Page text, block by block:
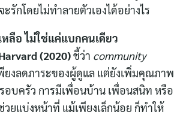
ะรักโดยไม่ทำลายตัวเองได้อย่างไร
หลือ ไม่ใช่แค่แบกคนเดียว
(2020)ชี้ว่า community
ยงลดภาระของผู้ดูแล แต่ยังเพิ่มคุณภาพ
อบครัว การมีเพื่อนบ้าน เพื่อนสนิท หรือ
ยแบ่งหน้าที่ แม้เพียงเล็กน้อย ก็ทำให้